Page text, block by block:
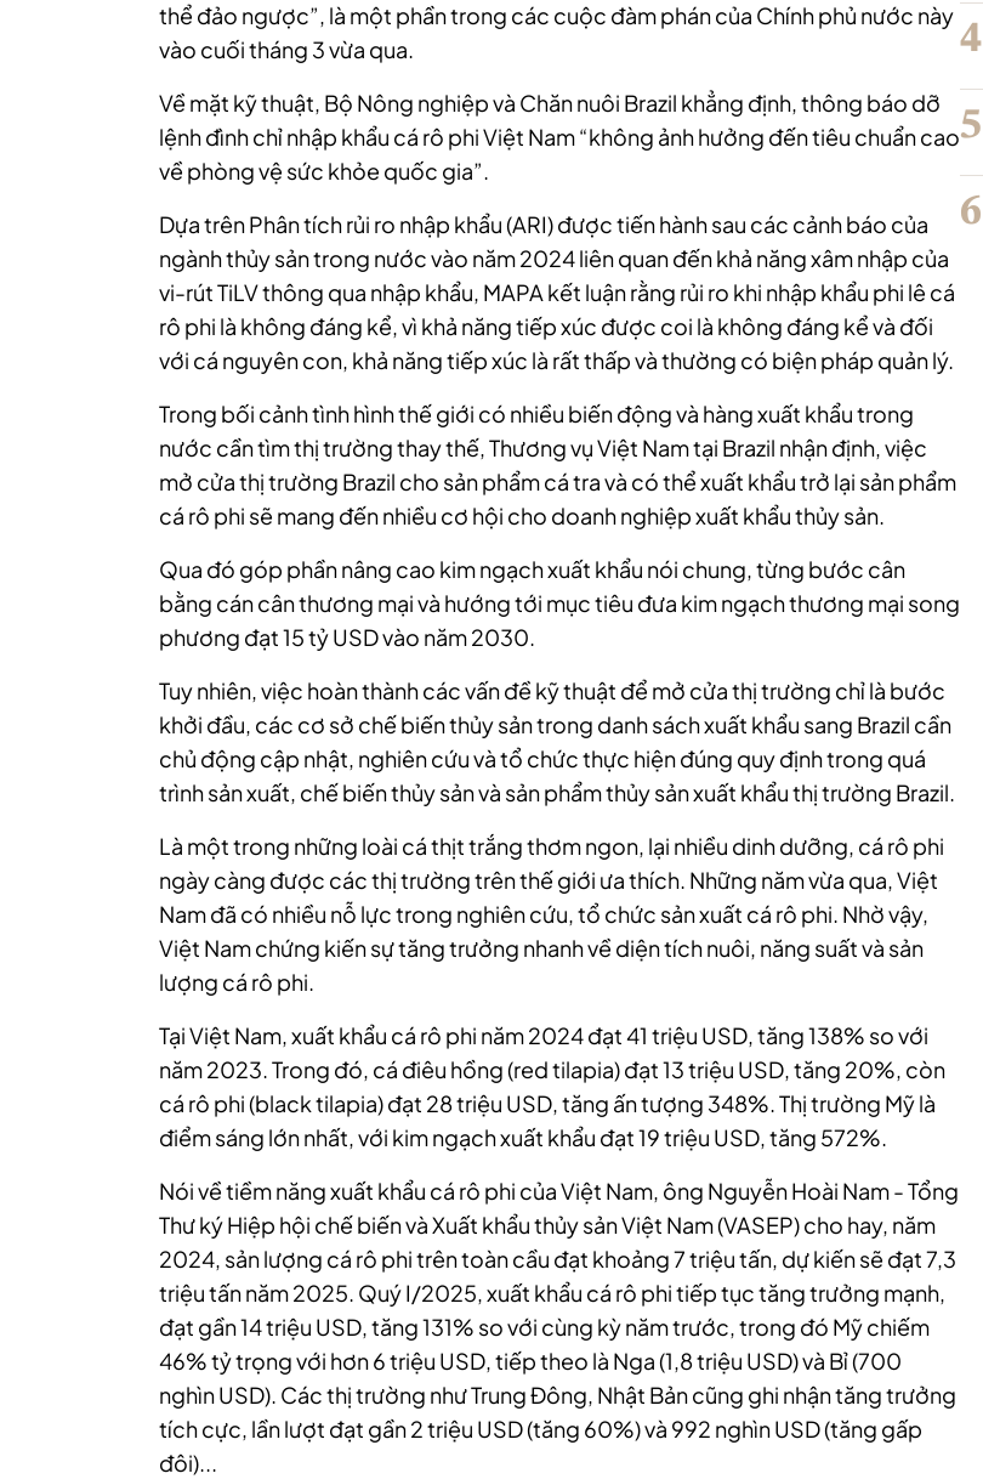
thể đảo ngược”, là một phần trong các cuộc đàm phán của Chính phủ nước này
vào cuối tháng 3 vừa qua.
Về mặt kỹ thuật, Bộ Nông nghiệp và Chăn nuôi Brazil khẳng định, thông báo dỡ
lệnh đình chỉ nhập khẩu cá rô phi Việt Nam “không ảnh hưởng đến tiêu chuẩn cao
về phòng vệ sức khỏe quốc gia”.
Dựa trên Phân tích rủi ro nhập khẩu (ARI) được tiến hành sau các cảnh báo của
ngành thủy sản trong nước vào năm 2024 liên quan đến khả năng xâm nhập của
vi-rút TiLV thông qua nhập khẩu, MAPA kết luận rằng rủi ro khi nhập khẩu phi lê cá
rô phi là không đáng kể, vì khả năng tiếp xúc được coi là không đáng kể và đối
với cá nguyên con, khả năng tiếp xúc là rất thấp và thường có biện pháp quản lý.
Trong bối cảnh tình hình thế giới có nhiều biến động và hàng xuất khẩu trong
nước cần tìm thị trường thay thế, Thương vụ Việt Nam tại Brazil nhận định, việc
mở cửa thị trường Brazil cho sản phẩm cá tra và có thể xuất khẩu trở lại sản phẩm
cá rô phi sẽ mang đến nhiều cơ hội cho doanh nghiệp xuất khẩu thủy sản.
Qua đó góp phần nâng cao kim ngạch xuất khẩu nói chung, từng bước cân
bằng cán cân thương mại và hướng tới mục tiêu đưa kim ngạch thương mại song
phương đạt 15 tỷ USD vào năm 2030.
Tuy nhiên, việc hoàn thành các vấn đề kỹ thuật để mở cửa thị trường chỉ là bước
khởi đầu, các cơ sở chế biến thủy sản trong danh sách xuất khẩu sang Brazil cần
chủ động cập nhật, nghiên cứu và tổ chức thực hiện đúng quy định trong quá
trình sản xuất, chế biến thủy sản và sản phẩm thủy sản xuất khẩu thị trường Brazil.
Là một trong những loài cá thịt trắng thơm ngon, lại nhiều dinh dưỡng, cá rô phi
ngày càng được các thị trường trên thế giới ưa thích. Những năm vừa qua, Việt
Nam đã có nhiều nỗ lực trong nghiên cứu, tổ chức sản xuất cá rô phi. Nhờ vậy,
Việt Nam chứng kiến sự tăng trưởng nhanh về diện tích nuôi, năng suất và sản
lượng cá rô phi.
Tại Việt Nam, xuất khẩu cá rô phi năm 2024 đạt 41 triệu USD, tăng 138% so với
năm 2023. Trong đó, cá điêu hồng (red tilapia) đạt 13 triệu USD, tăng 20%, còn
cá rô phi (black tilapia) đạt 28 triệu USD, tăng ấn tượng 348%. Thị trường Mỹ là
điểm sáng lớn nhất, với kim ngạch xuất khẩu đạt 19 triệu USD, tăng 572%.
Nói về tiềm năng xuất khẩu cá rô phi của Việt Nam, ông Nguyễn Hoài Nam - Tổng
Thư ký Hiệp hội chế biến và Xuất khẩu thủy sản Việt Nam (VASEP) cho hay, năm
2024, sản lượng cá rô phi trên toàn cầu đạt khoảng 7 triệu tấn, dự kiến sẽ đạt 7,3
triệu tấn năm 2025. Quý I/2025, xuất khẩu cá rô phi tiếp tục tăng trưởng mạnh,
đạt gần 14 triệu USD, tăng 131% so với cùng kỳ năm trước, trong đó Mỹ chiếm
46% tỷ trọng với hơn 6 triệu USD, tiếp theo là Nga (1,8 triệu USD) và Bỉ (700
nghìn USD). Các thị trường như Trung Đông, Nhật Bản cũng ghi nhận tăng trưởng
tích cực, lần lượt đạt gần 2 triệu USD (tăng 60%) và 992 nghìn USD (tăng gấp
đôi)...
4
5
6